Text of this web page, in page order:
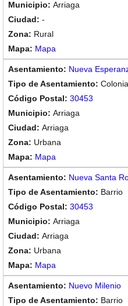
Arriaga
-
Rural
Mapa
Nueva
Colonia
30453
Arriaga
Arriaga
Urbana
Mapa
Nueva Santa
Barrio
30453
Arriaga
Arriaga
Urbana
Mapa
Nuevo Milenio
Barrio